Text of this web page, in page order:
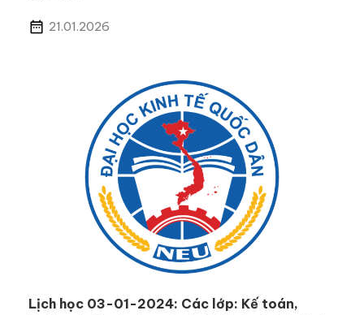
21.01.2026
Lịch học 03-01-2024: Các lớp: Kế toán,